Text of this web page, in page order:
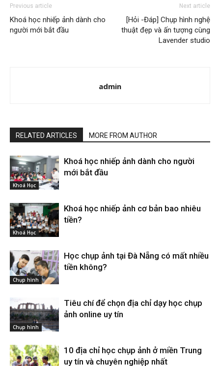
Previous article
Khoá học nhiếp ảnh dành cho
người mới bắt đầu
Next article
[Hỏi -Đáp] Chụp hình nghệ
thuật đẹp và ấn tượng cùng
Lavender studio
admin
RELATED ARTICLES MORE FROM AUTHOR
Khoá Học
Khoá học nhiếp ảnh dành cho người
mới bắt đầu
Khoá Học
Khoá học nhiếp ảnh cơ bản bao nhiêu
tiền?
Chụp hình
Học chụp ảnh tại Đà Nẵng có mất nhiều
tiền không?
Chụp hình
Tiêu chí để chọn địa chỉ dạy học chụp
ảnh online uy tín
10 địa chỉ học chụp ảnh ở miền Trung
uy tín và chuyên nghiệp nhất